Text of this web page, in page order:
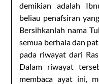
demikian adalah
beliau penafsiran
Bersihkanlah nama
semua berhala dan
pada riwayat dari
Dalam riwayat
membaca ayat ini,